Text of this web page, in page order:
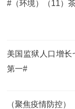
#（环境）（11）
美国监狱人口增
第一#
（聚焦疫情防控